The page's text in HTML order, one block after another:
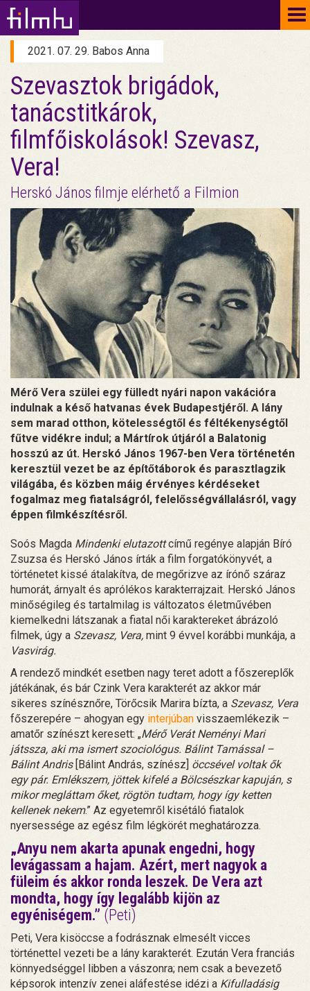
2021. 07. 29. Babos Anna
Szevasztok brigádok,
tanácstitkárok,
filmfőiskolások! Szevasz,
Vera!
Herskó János filmje elérhető a Filmion
Mérő Vera szülei egy fülledt nyári napon vakációra
indulnak a késő hatvanas évek Budapestjéről. A lány
sem marad otthon, kötelességtől és féltékenységtől
fűtve vidékre indul; a Mártírok útjáról a Balatonig
hosszú az út. Herskó János 1967-ben Vera történetén
keresztül vezet be az építőtáborok és parasztlagzik
világába, és közben máig érvényes kérdéseket
fogalmaz meg fiatalságról, felelősségvállalásról, vagy
éppen filmkészítésről.
Soós Magda Mindenki elutazottcímű regénye alapján Bíró
Zsuzsa és Herskó János írták a film forgatókönyvét, a
történetet kissé átalakítva, de megőrizve az írónő száraz
humorát, árnyalt és aprólékos karakterrajzait. Herskó János
minőségileg és tartalmilag is változatos életművében
kiemelkedni látszanak a fiatal női karaktereket ábrázoló
filmek, úgy a Szevasz, Vera, mint 9 évvel korábbi munkája, a
Vasvirág.
A rendező mindkét esetben nagy teret adott a főszereplők
játékának, és bár Czink Vera karakterét az akkor már
sikeres színésznőre, Törőcsik Marira bízta, a Szevasz, Vera
főszerepére – ahogyan egy interjúban visszaemlékezik –
amatőr színészt keresett: „Mérő Verát Neményi Mari
játssza, aki ma ismert szociológus. Bálint Tamással –
Bálint Andris [Bálint András, színész] öccsével voltak ők
egy pár. Emlékszem, jöttek kifelé a Bölcsészkar kapuján, s
mikor megláttam őket, rögtön tudtam, hogy így ketten
kellenek nekem.” Az egyetemről kisétáló fiatalok
nyersessége az egész film légkörét meghatározza.
„Anyu nem akarta apunak engedni, hogy
levágassam a hajam. Azért, mert nagyok a
füleim és akkor ronda leszek. De Vera azt
mondta, hogy így legalább kijön az
egyéniségem.” (Peti)
Peti, Vera kisöccse a fodrásznak elmesélt vicces
történettel vezeti be a lány karakterét. Ezután Vera franciás
könnyedséggel libben a vászonra; nem csak a bevezető
képsorok intenzív zenei aláfestése idézi a Kifulladásig